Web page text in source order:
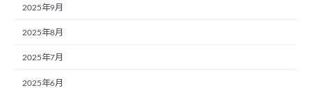
2025年9月
2025年8月
2025年7月
2025年6月